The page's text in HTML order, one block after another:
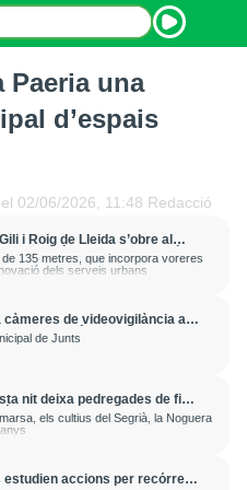
PROGRAMES
CONTACTE
Paeria una
d’espais
02/06/2026, 11:48 Redacció
i Roig de Lleida s’obre al
connexió entre Ciutat Jardí i
de 135 metres, que incorpora voreres
dels serveis urbans
càmeres de videovigilància a
a l'estació
de Junts
nit deixa pedregades de fins
la verema no pateix
els cultius del Segrià, la Noguera
accions per recórrer